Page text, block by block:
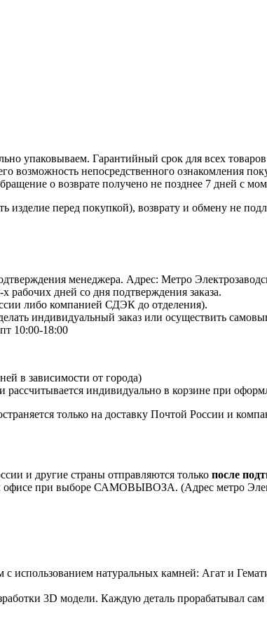
упаковываем. Гарантийный срок для всех
возможность непосредственного ознакомления
о возврате получено не позднее 7 дней с
перед покупкой), возврату и обмену не
менеджера. Адрес: Метро
х рабочих дней со дня подтверждения заказа.
либо компанией СДЭК до отделения).
индивидуальный заказ или осуществить
10:00-18:00
в зависимости от города)
рассчитывается индивидуально в корзине при
только на доставку Почтой России и
и другие страны отправляются только после
при выборе САМОВЫВОЗА. (Адрес метро
использованием натуральных камней: Агат и
3D модели. Каждую деталь прорабатывал